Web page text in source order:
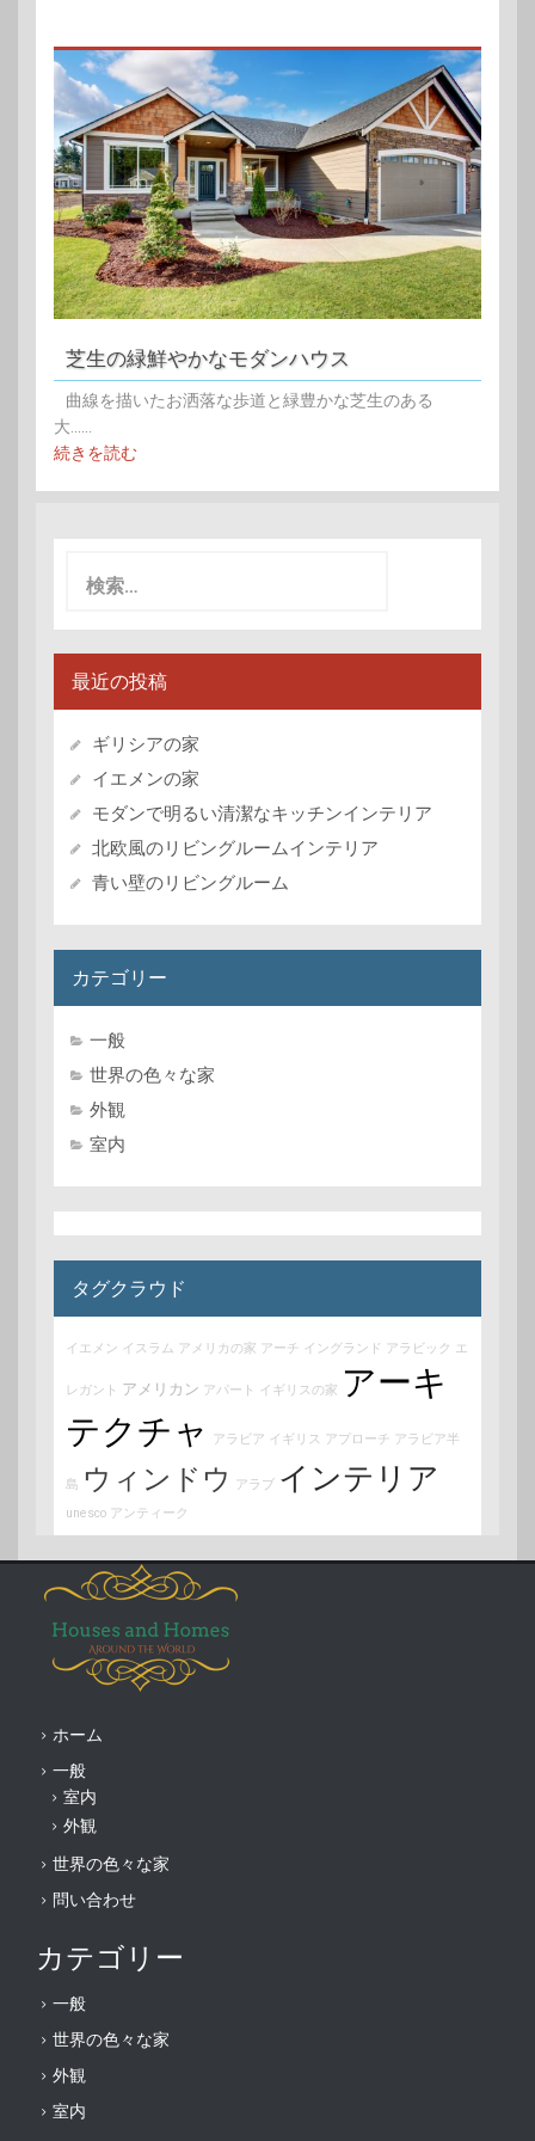
芝生の緑鮮やかなモダンハウス
曲線を描いたお洒落な歩道と緑豊かな芝生のある
大......
続きを読む
最近の投稿
ギリシアの家
イエメンの家
モダンで明るい清潔なキッチンインテリア
北欧風のリビングルームインテリア
青い壁のリビングルーム
カテゴリー
一般
世界の色々な家
外観
室内
タグクラウド
イエメン イスラム アメリカの家 アーチ イングランド アラビック エ
レガント アメリカン アパート イギリスの家 アーキ
テクチャ
アラビア イギリス アプローチ アラビア半
島 ウィンドウ アラブ インテリア
unesco アンティーク
ホーム
一般
室内
外観
世界の色々な家
問い合わせ
カテゴリー
一般
世界の色々な家
外観
室内